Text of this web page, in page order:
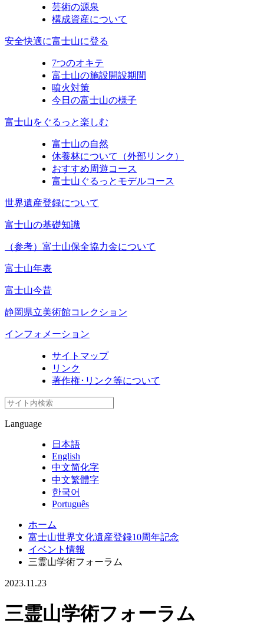
芸術の源泉
構成資産について
安全快適に富士山に登る
7つのオキテ
富士山の施設開設期間
噴火対策
今日の富士山の様子
富士山をぐるっと楽しむ
富士山の自然
休養林について（外部リンク）
おすすめ周遊コース
富士山ぐるっとモデルコース
世界遺産登録について
富士山の基礎知識
（参考）富士山保全協力金について
富士山年表
富士山今昔
静岡県立美術館コレクション
インフォメーション
サイトマップ
リンク
著作権･リンク等について
Language
日本語
English
中文简化字
中文繁體字
한국어
Português
ホーム
富士山世界文化遺産登録10周年記念
イベント情報
三霊山学術フォーラム
2023.11.23
三霊山学術フォーラム